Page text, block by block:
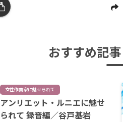
おすすめ記事
女性作曲家に魅せられて
アンリエット・ルニエに魅せ
られて 録音編／谷戸基岩